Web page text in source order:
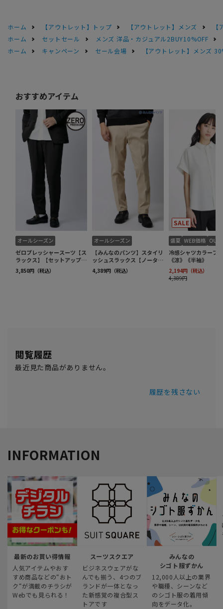
ホーム 【アウトレット】トップ 【アウトレット】メンズ
ホーム
セットセール
メンズ 洋品・カジュアル2BUY10%OFF
ホーム
キャンペーン セール会場 【アウトレット】メンズ
閲覧履歴
最近見た商品がありません。
履歴を残さない
INFORMATION
最新のお買い得情報
人気アイテムやおす
すめ商品などの“おト
ク“が満載のチラシが
Webでも見られる！
スーツスクエア
ビジネスウェアがな
んでも揃う、4つのブ
ランドが一体となっ
た新感覚の複合型ス
トアです
みんなの
シゴト服ずかん
12,000人以上の業界
や職種、シーンなど
のシゴト服の着用傾
向をデータ化。